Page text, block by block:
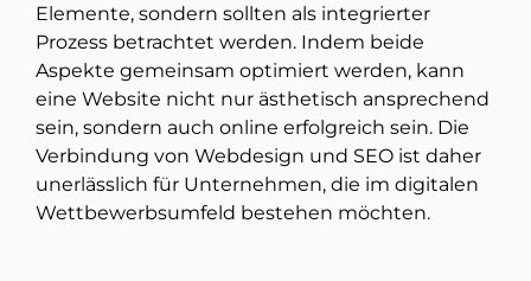
Elemente, sondern sollten als integrierter
Prozess betrachtet werden. Indem beide
Aspekte gemeinsam optimiert werden, kann
eine Website nicht nur ästhetisch ansprechend
sein, sondern auch online erfolgreich sein. Die
Verbindung von Webdesign und SEO ist daher
unerlässlich für Unternehmen, die im digitalen
Wettbewerbsumfeld bestehen möchten.